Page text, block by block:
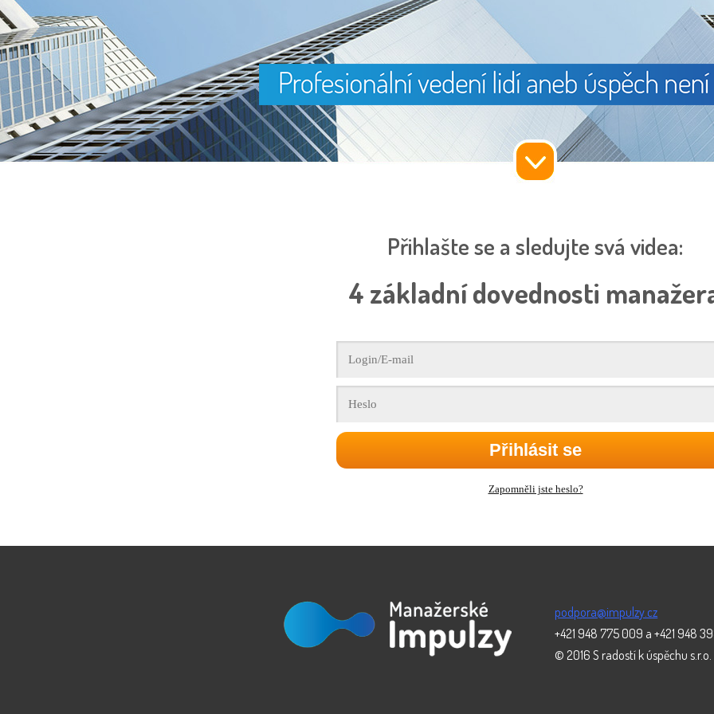
Přihlašte se a sledujte svá videa:
4 základní dovednosti
Přihlásit se
Zapomněli jste heslo?
podpora@impulzy.cz
+421 948 775 009 a +421 948
© 2016 S radostí k úspěchu s.r.o.